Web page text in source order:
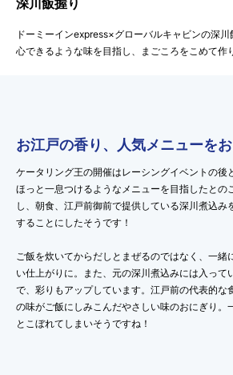
ドーミーインexpress×グローバルキャビンの深
心できるような味を目指し、まごころをこめて作
お江戸の香り、人気メニューを
ケータリング王の開催はレーシングイベントの後
ほっと一息つけるようなメニューを目指したとの
し、朝食、江戸前御前で提供している深川煮込み
することにしたそうです！
ご飯を炊いてからだしとまぜるのではなく、一緒
い仕上がりに。また、元の深川煮込みには入って
で、彩りもアップしています。江戸前の代表的な
の味がご飯にしみこんだやさしい味のおにぎり。
とこぼれてしまいそうですね！